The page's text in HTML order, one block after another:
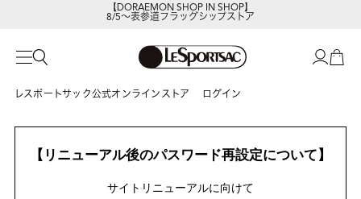
【DORAEMON SHOP IN SHOP】
8/5～表参道フラッグシップストア
レスポートサック公式オンラインストア ログイン
【リニューアル後のパスワード再設定について】
サイトリニューアルに向けて